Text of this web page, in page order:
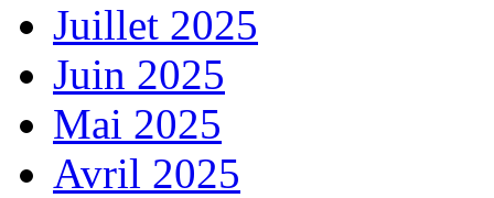
Juillet 2025
Juin 2025
Mai 2025
Avril 2025